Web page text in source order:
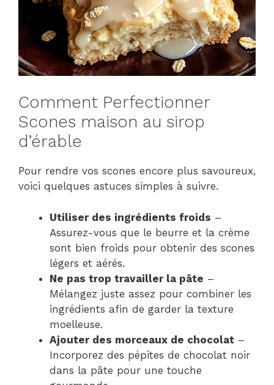
Comment Perfectionner
Scones maison au sirop
d’érable
Pour rendre vos scones encore plus savoureux,
voici quelques astuces simples à suivre.
Utiliser des ingrédients froids –
Assurez-vous que le beurre et la crème
sont bien froids pour obtenir des scones
légers et aérés.
Ne pas trop travailler la pâte –
Mélangez juste assez pour combiner les
ingrédients afin de garder la texture
moelleuse.
Ajouter des morceaux de chocolat –
Incorporez des pépites de chocolat noir
dans la pâte pour une touche